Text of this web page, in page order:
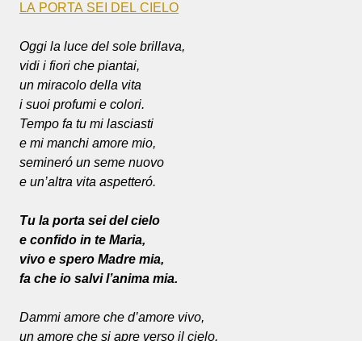
LA PORTA SEI DEL CIELO
Oggi la luce del sole brillava,
vidi i fiori che piantai,
un miracolo della vita
i suoi profumi e colori.
Tempo fa tu mi lasciasti
e mi manchi amore mio,
semineró un seme nuovo
e un’altra vita aspetteró.
Tu la porta sei del cielo
e confido in te Maria,
vivo e spero Madre mia,
fa che io salvi l’anima mia.
Dammi amore che d’amore vivo,
un amore che si apre verso il cielo.